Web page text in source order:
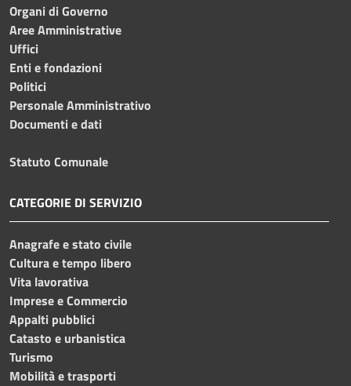
Organi di Governo
Aree Amministrative
Uffici
Enti e fondazioni
Politici
Personale Amministrativo
Documenti e dati
Statuto Comunale
CATEGORIE DI SERVIZIO
Anagrafe e stato civile
Cultura e tempo libero
Vita lavorativa
Imprese e Commercio
Appalti pubblici
Catasto e urbanistica
Turismo
Mobilità e trasporti